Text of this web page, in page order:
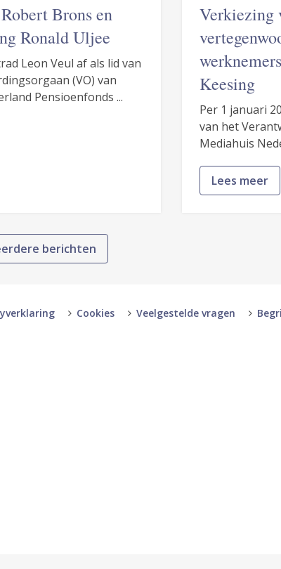
Brons en
Ronald Uljee
Leon Veul af als lid van
(VO) van
Pensioenfonds ...
Verkiezing
Keesing
Per 1 januari
van het
Mediahuis
Lees meer
berichten
Cookies Veelgestelde vragen